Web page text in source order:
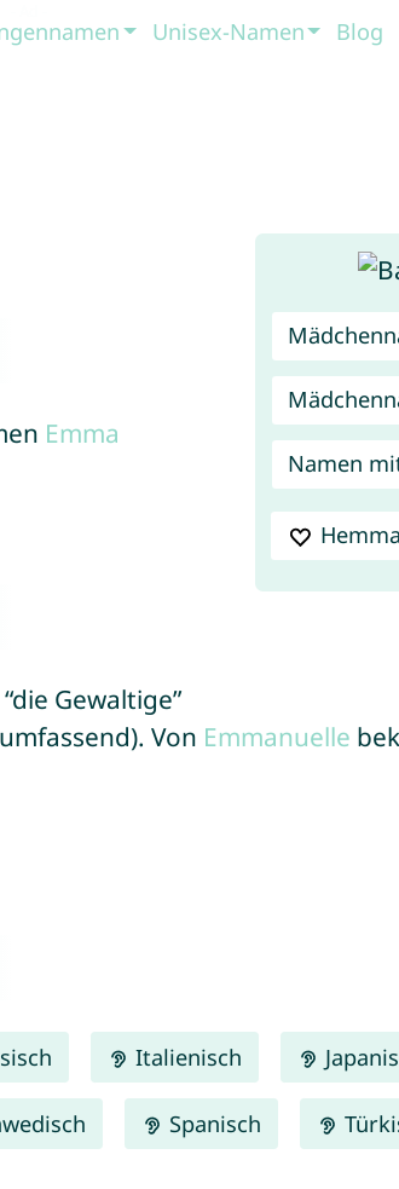
Unisex-Namen Blog
Namen
Emma
Gewaltige”
Von Emmanuelle
Italienisch
Spanisch